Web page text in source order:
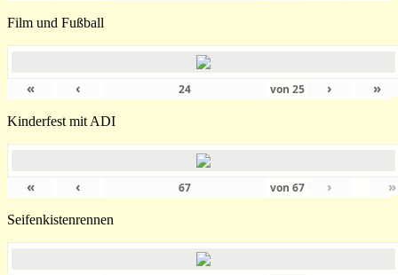
Film und Fußball
« ‹ von25 › »
Kinderfest mit ADI
« ‹ von67 › »
Seifenkistenrennen